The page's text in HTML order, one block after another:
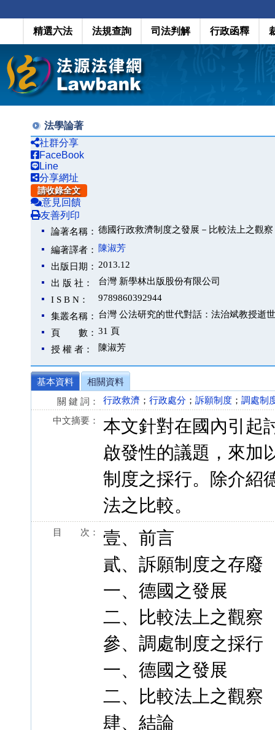
精選六法 法規查詢 司法判解 行政函釋
法學論著
社群分享
FaceBook
Line
分享網址
請收錄全文
意見回饋
友善列印
論著名稱： 德國行政救濟制度之發展－比較法上之觀察
編著譯者：
陳淑芳
出版日期： 2013.12
出 版 社：
台灣 新學林出版股份有限公司
I S B N：
9789860392944
集叢名稱： 台灣 公法研究的世代對話：法治斌教授逝
頁 數： 31 頁
授 權 者：
陳淑芳
基本資料
相關資料
關 鍵 詞：
行政救濟 ； 行政處分 ； 訴願制度 ； 調處制
中文摘要：
本文針對在國內引起
啟發性的議題，來加
制度之採行。除介紹
法之比較。
目 次：
壹、前言
貳、訴願制度之存廢
一、德國之發展
二、比較法上之觀察
參、調處制度之採行
一、德國之發展
二、比較法上之觀察
肆、結論